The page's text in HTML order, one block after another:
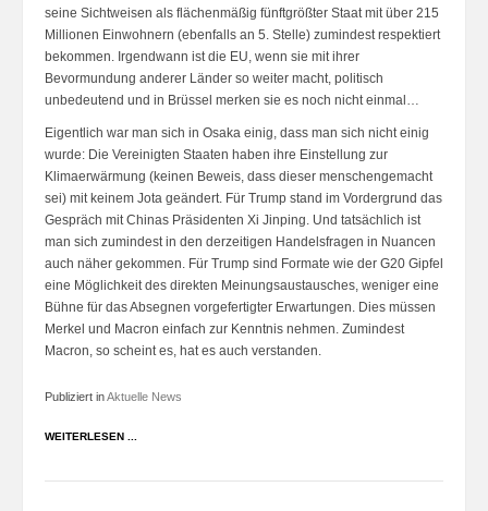
seine Sichtweisen als flächenmäßig fünftgrößter Staat mit über 215
Millionen Einwohnern (ebenfalls an 5. Stelle) zumindest respektiert
bekommen. Irgendwann ist die EU, wenn sie mit ihrer
Bevormundung anderer Länder so weiter macht, politisch
unbedeutend und in Brüssel merken sie es noch nicht einmal…
Eigentlich war man sich in Osaka einig, dass man sich nicht einig
wurde: Die Vereinigten Staaten haben ihre Einstellung zur
Klimaerwärmung (keinen Beweis, dass dieser menschengemacht
sei) mit keinem Jota geändert. Für Trump stand im Vordergrund das
Gespräch mit Chinas Präsidenten Xi Jinping. Und tatsächlich ist
man sich zumindest in den derzeitigen Handelsfragen in Nuancen
auch näher gekommen. Für Trump sind Formate wie der G20 Gipfel
eine Möglichkeit des direkten Meinungsaustausches, weniger eine
Bühne für das Absegnen vorgefertigter Erwartungen. Dies müssen
Merkel und Macron einfach zur Kenntnis nehmen. Zumindest
Macron, so scheint es, hat es auch verstanden.
Publiziert inAktuelle News
WEITERLESEN ...